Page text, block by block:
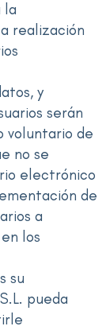
la
realización
y
serán
voluntario de
no se
electrónico
de
a
los
su
pueda